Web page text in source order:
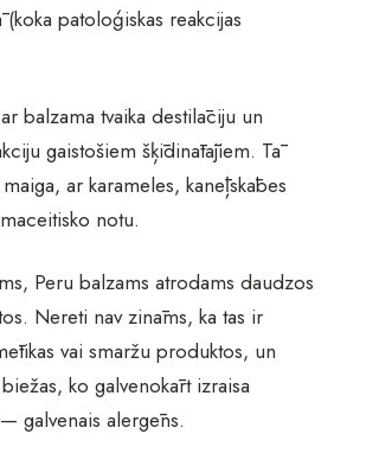
patoloģiskas reakcijas
balzama tvaika destilāciju un
gaistošiem šķīdinātājiem. Tā
ar karameles, kanēļskābes
notu.
Peru balzams atrodams daudzos
Nereti nav zināms, ka tas ir
vai smaržu produktos, un
ko galvenokārt izraisa
galvenais alergēns.